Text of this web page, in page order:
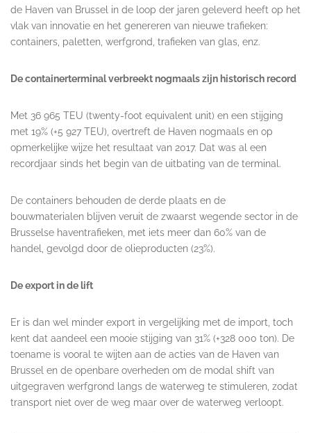
de Haven van Brussel in de loop der jaren geleverd heeft op het
vlak van innovatie en het genereren van nieuwe trafieken:
containers, paletten, werfgrond, trafieken van glas, enz.
De containerterminal verbreekt nogmaals zijn historisch record
Met 36 965 TEU (twenty-foot equivalent unit) en een stijging
met 19% (+5 927 TEU), overtreft de Haven nogmaals en op
opmerkelijke wijze het resultaat van 2017. Dat was al een
recordjaar sinds het begin van de uitbating van de terminal.
De containers behouden de derde plaats en de
bouwmaterialen blijven veruit de zwaarst wegende sector in de
Brusselse haventrafieken, met iets meer dan 60% van de
handel, gevolgd door de olieproducten (23%).
De export in de lift
Er is dan wel minder export in vergelijking met de import, toch
kent dat aandeel een mooie stijging van 31% (+328 000 ton). De
toename is vooral te wijten aan de acties van de Haven van
Brussel en de openbare overheden om de modal shift van
uitgegraven werfgrond langs de waterweg te stimuleren, zodat
transport niet over de weg maar over de waterweg verloopt.